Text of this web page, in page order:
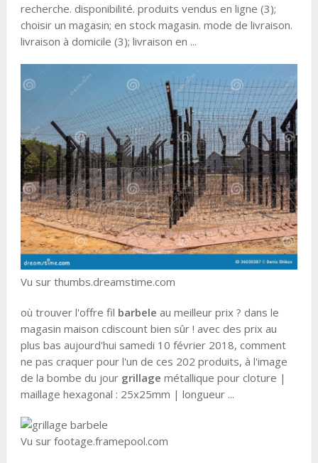
recherche. disponibilité. produits vendus en ligne (3);
choisir un magasin; en stock magasin. mode de livraison.
livraison à domicile (3); livraison en ...
Vu sur thumbs.dreamstime.com
où trouver l'offre fil barbele au meilleur prix ? dans le
magasin maison cdiscount bien sûr ! avec des prix au
plus bas aujourd'hui samedi 10 février 2018, comment
ne pas craquer pour l'un de ces 202 produits, à l'image
de la bombe du jour grillage métallique pour cloture |
maillage hexagonal : 25x25mm | longueur ...
Vu sur footage.framepool.com